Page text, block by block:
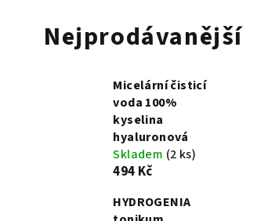
Nejprodávanější
Micelární čisticí
voda 100%
kyselina
hyaluronová
Skladem (2 ks)
494 Kč
HYDROGENIA